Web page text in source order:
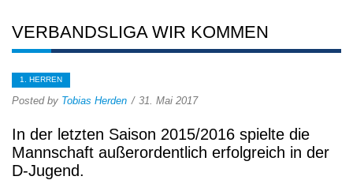
VERBANDSLIGA WIR KOMMEN
1. HERREN
Posted by Tobias Herden 31. Mai 2017
In der letzten Saison 2015/2016 spielte die
Mannschaft außerordentlich erfolgreich in der
D-Jugend.